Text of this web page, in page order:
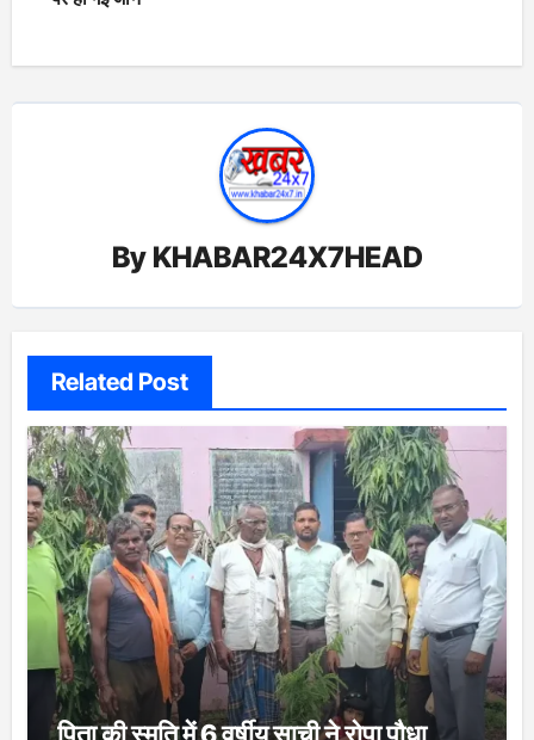
By KHABAR24X7HEAD
Related Post
पिता की स्मृति में 6 वर्षीय साची ने रोपा पौधा,